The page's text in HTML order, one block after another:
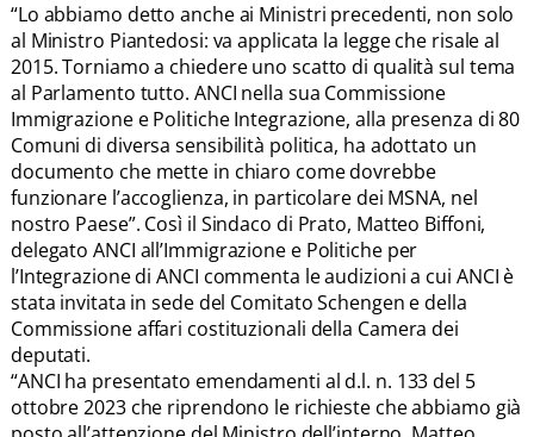
“Lo abbiamo detto anche ai Ministri precedenti, non solo
al Ministro Piantedosi: va applicata la legge che risale al
2015. Torniamo a chiedere uno scatto di qualità sul tema
al Parlamento tutto. ANCI nella sua Commissione
Immigrazione e Politiche Integrazione, alla presenza di 80
Comuni di diversa sensibilità politica, ha adottato un
documento che mette in chiaro come dovrebbe
funzionare l’accoglienza, in particolare dei MSNA, nel
nostro Paese”. Così il Sindaco di Prato, Matteo Biffoni,
delegato ANCI all’Immigrazione e Politiche per
l’Integrazione di ANCI commenta le audizioni a cui ANCI è
stata invitata in sede del Comitato Schengen e della
Commissione affari costituzionali della Camera dei
deputati.
“ANCI ha presentato emendamenti al d.l. n. 133 del 5
ottobre 2023 che riprendono le richieste che abbiamo già